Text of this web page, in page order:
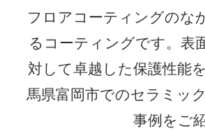
フロアコーティングのな
るコーティングです。表
対して卓越した保護性能
馬県富岡市でのセラミッ
事例をご